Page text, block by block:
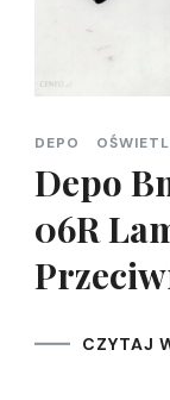
DEPO
Depo
06R
CZYTAJ